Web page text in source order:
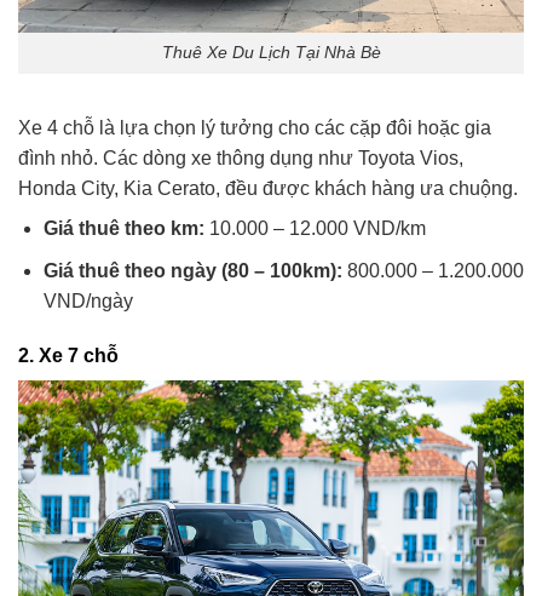
Thuê Xe Du Lịch Tại Nhà Bè
Xe 4 chỗ là lựa chọn lý tưởng cho các cặp đôi hoặc gia
đình nhỏ. Các dòng xe thông dụng như Toyota Vios,
Honda City, Kia Cerato, đều được khách hàng ưa chuộng.
Giá thuê theo km: 10.000 – 12.000 VND/km
Giá thuê theo ngày (80 – 100km): 800.000 – 1.200.000
VND/ngày
2. Xe 7 chỗ